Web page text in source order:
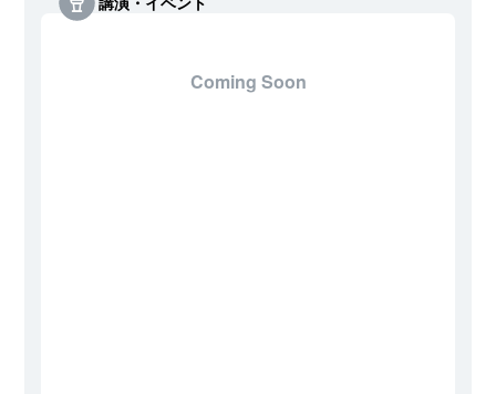
Coming Soon